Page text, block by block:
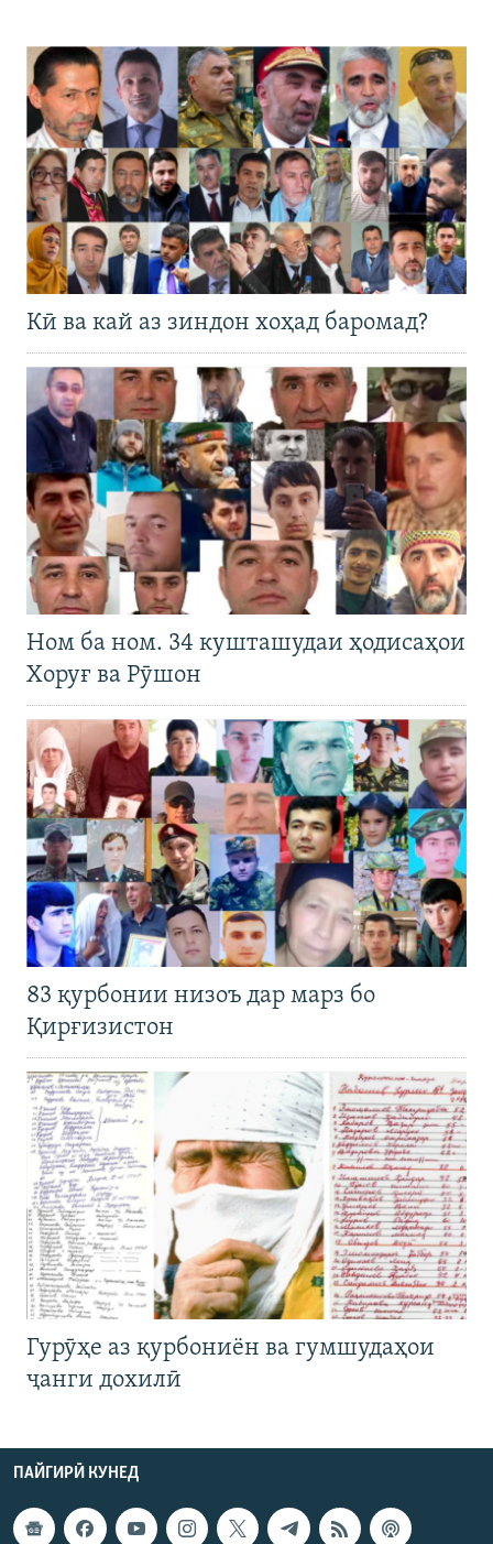
Кӣ ва кай аз зиндон хоҳад баромад?
Ном ба ном. 34 кушташудаи ҳодисаҳои
Хоруғ ва Рӯшон
83 қурбонии низоъ дар марз бо
Қирғизистон
Гурӯҳе аз қурбониён ва гумшудаҳои
ҷанги дохилӣ
ПАЙГИРӢ КУНЕД